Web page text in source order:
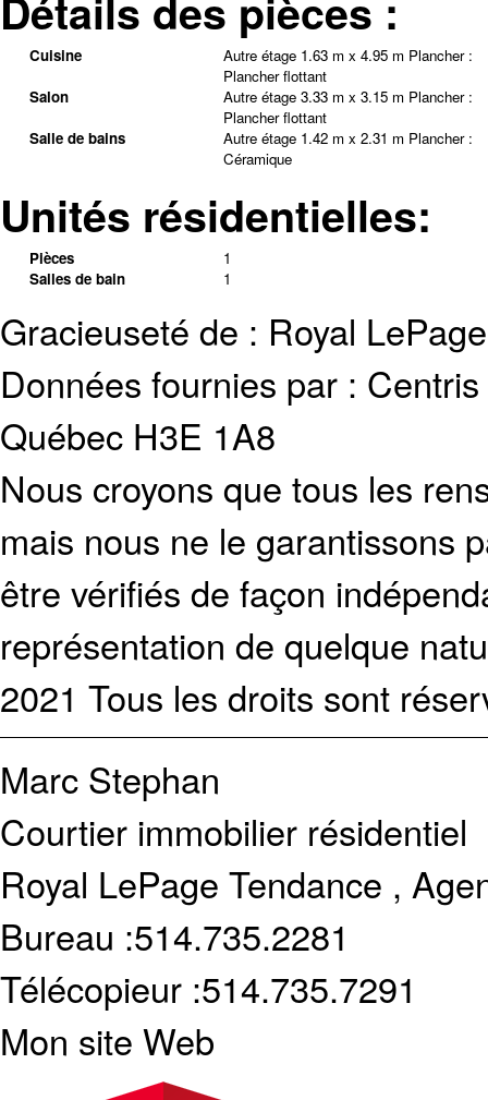
Cuisine Autre étage 1.63 m x 4.95 m Plancher :
Plancher flottant
Salon
Autre étage 3.33 m x 3.15 m Plancher :
Plancher flottant
Salle de bains
Autre étage 1.42 m x 2.31 m Plancher :
Céramique
Unités résidentielles:
Pièces
1
Salles de bain
1
Gracieuseté de : Royal
Données fournies par :
Québec H3E 1A8
Nous croyons que tous les
mais nous ne le garantissons
être vérifiés de façon
représentation de quelque
2021 Tous les droits sont
Marc Stephan
Courtier immobilier résidentiel
Royal LePage Tendance ,
Bureau :514.735.2281
Télécopieur :514.735.7291
Mon site Web